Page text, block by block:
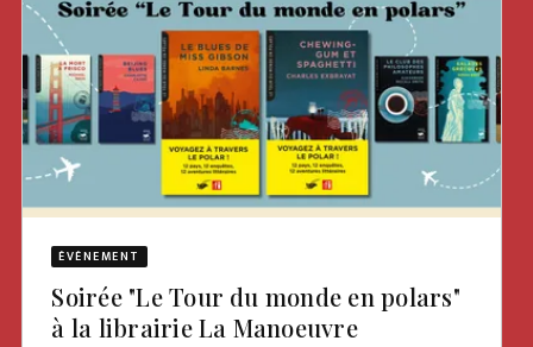
ÉVÈNEMENT
Soirée "Le Tour du monde en polars"
à la librairie La Manoeuvre